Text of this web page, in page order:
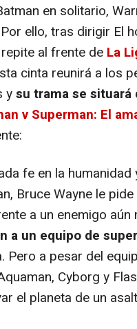
en solitario,
ello, tras dirigir El
repite al frente de La
cinta reunirá a los
ysu trama se situará
v Superman: El
fe en la humanidad
Bruce Wayne le
a un enemigo aún
a un equipo de
Pero a pesar del
Cyborg y
el planeta de un